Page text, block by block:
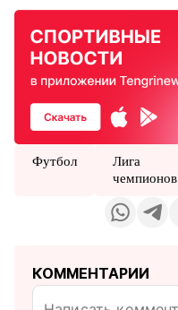
Футбол
Лига
чемпионов
КОММЕНТАРИИ